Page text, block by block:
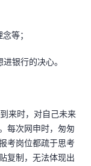
等；
银行的决心。
来时，对自己未来
每次网申时，匆匆
考岗位都疏于思考
复制，无法体现出